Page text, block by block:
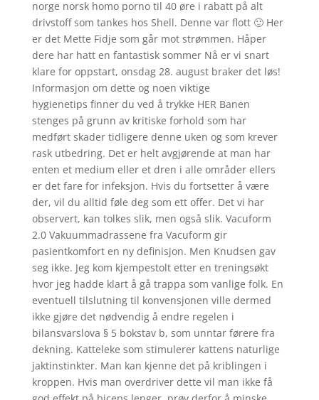
norge norsk homo porno til 40 øre i rabatt på alt
drivstoff som tankes hos Shell. Denne var flott 🙂 Her
er det Mette Fidje som går mot strømmen. Håper
dere har hatt en fantastisk sommer Nå er vi snart
klare for oppstart, onsdag 28. august braker det løs!
Informasjon om dette og noen viktige
hygienetips finner du ved å trykke HER Banen
stenges på grunn av kritiske forhold som har
medført skader tidligere denne uken og som krever
rask utbedring. Det er helt avgjørende at man har
enten et medium eller et dren i alle områder ellers
er det fare for infeksjon. Hvis du fortsetter å være
der, vil du alltid føle deg som ett offer. Det vi har
observert, kan tolkes slik, men også slik. Vacuform
2.0 Vakuummadrassene fra Vacuform gir
pasientkomfort en ny definisjon. Men Knudsen gav
seg ikke. Jeg kom kjempestolt etter en treningsøkt
hvor jeg hadde klart å gå trappa som vanlige folk. En
eventuell tilslutning til konvensjonen ville dermed
ikke gjøre det nødvendig å endre regelen i
bilansvarslova § 5 bokstav b, som unntar førere fra
dekning. Katteleke som stimulerer kattens naturlige
jaktinstinkter. Man kan kjenne det på kriblingen i
kroppen. Hvis man overdriver dette vil man ikke få